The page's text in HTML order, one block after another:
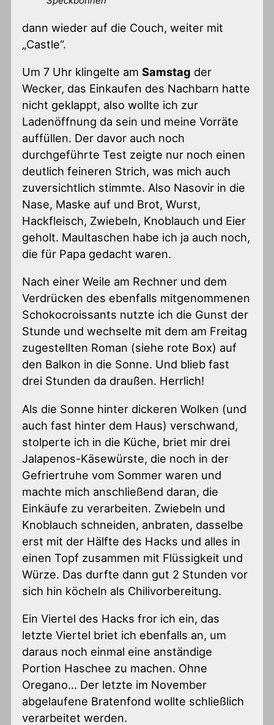
dann wieder auf die Couch, weiter mit
„Castle“.
Um 7 Uhr klingelte amSamstag der
Wecker, das Einkaufen des Nachbarn hatte
nicht geklappt, also wollte ich zur
Ladenöffnung da sein und meine Vorräte
auffüllen. Der davor auch noch
durchgeführte Test zeigte nur noch einen
deutlich feineren Strich, was mich auch
zuversichtlich stimmte. Also Nasovir in die
Nase, Maske auf und Brot, Wurst,
Hackfleisch, Zwiebeln, Knoblauch und Eier
geholt. Maultaschen habe ich ja auch noch,
die für Papa gedacht waren.
Nach einer Weile am Rechner und dem
Verdrücken des ebenfalls mitgenommenen
Schokocroissants nutzte ich die Gunst der
Stunde und wechselte mit dem am Freitag
zugestellten Roman (siehe rote Box) auf
den Balkon in die Sonne. Und blieb fast
drei Stunden da draußen. Herrlich!
Als die Sonne hinter dickeren Wolken (und
auch fast hinter dem Haus) verschwand,
stolperte ich in die Küche, briet mir drei
Jalapenos-Käsewürste, die noch in der
Gefriertruhe vom Sommer waren und
machte mich anschließend daran, die
Einkäufe zu verarbeiten. Zwiebeln und
Knoblauch schneiden, anbraten, dasselbe
erst mit der Hälfte des Hacks und alles in
einen Topf zusammen mit Flüssigkeit und
Würze. Das durfte dann gut 2 Stunden vor
sich hin köcheln als Chilivorbereitung.
Ein Viertel des Hacks fror ich ein, das
letzte Viertel briet ich ebenfalls an, um
daraus noch einmal eine anständige
Portion Haschee zu machen. Ohne
Oregano… Der letzte im November
abgelaufene Bratenfond wollte schließlich
verarbeitet werden.